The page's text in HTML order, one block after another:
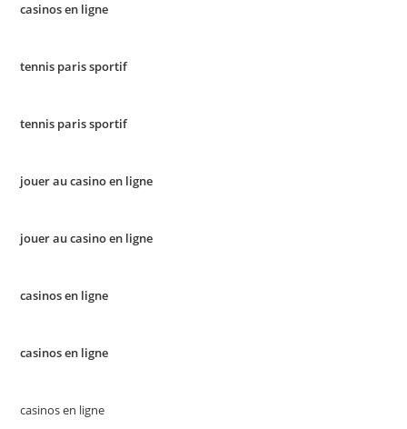
casinos en ligne
tennis paris sportif
tennis paris sportif
jouer au casino en ligne
jouer au casino en ligne
casinos en ligne
casinos en ligne
casinos en ligne